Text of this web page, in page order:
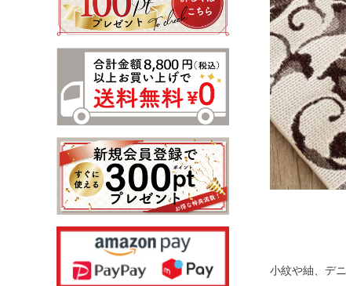
小紋や紬、デ